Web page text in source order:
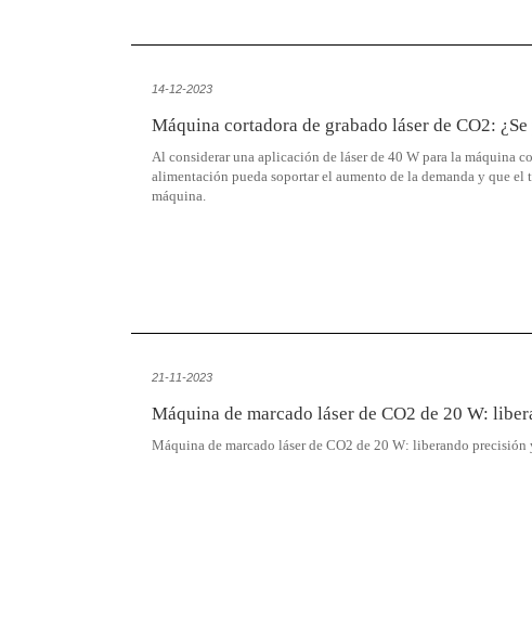
14-12-2023
Máquina cortadora de grabado láser de CO2:
Al considerar una aplicación de láser de 40 W para la máquina
alimentación pueda soportar el aumento de la demanda y que
máquina.
21-11-2023
Máquina de marcado láser de CO2 de 20 W:
Máquina de marcado láser de CO2 de 20 W: liberando